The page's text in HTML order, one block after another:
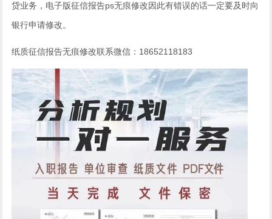
贷业务，电子版征信报告ps无痕修改因此有错误的话一定要及时向
银行申请修改。
纸质征信报告无痕修改联系微信：18652118183